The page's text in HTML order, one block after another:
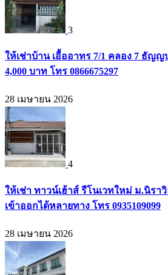
3
ให้เช่าบ้าน เอื้ออาทร 7/1 คลอง 7 ธัญ
4,000 บาท โทร 0866675297
28 เมษายน 2026
4
ให้เช่า ทาวน์เฮ้าส์ รีโนเวทใหม่ ม.นิรา
เข้าออกได้หลายทาง โทร 0935109099
28 เมษายน 2026